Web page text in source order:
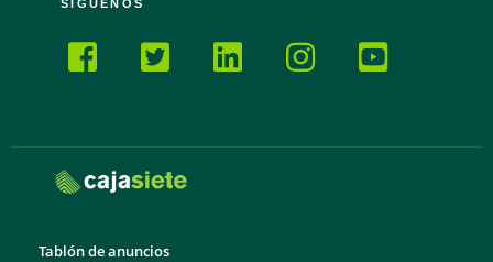
Tablón de anuncios